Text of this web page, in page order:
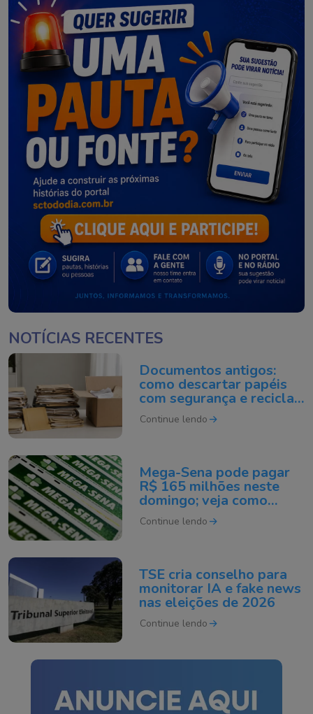
NOTÍCIAS RECENTES
Documentos antigos:
como descartar papéis
com segurança e reciclar
do jeito certo
Continue lendo
Mega-Sena pode pagar
R$ 165 milhões neste
domingo; veja como
apostar
Continue lendo
TSE cria conselho para
monitorar IA e fake news
nas eleições de 2026
Continue lendo